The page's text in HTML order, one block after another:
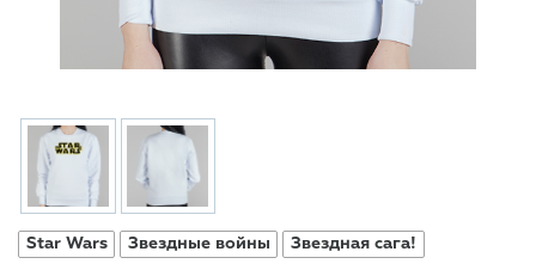
Star Wars Звездные войны Звездная сага!